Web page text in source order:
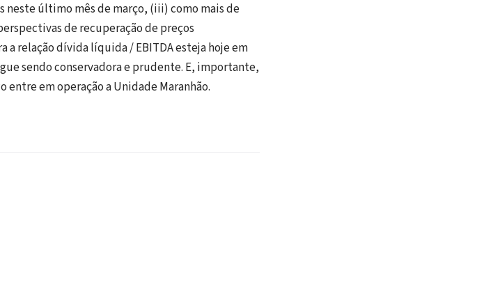
neste último mês de março, (iii) como mais de
de recuperação de preços
relação dívida líquida / EBITDA esteja hoje em
sendo conservadora e prudente. E, importante,
em operação a Unidade Maranhão.